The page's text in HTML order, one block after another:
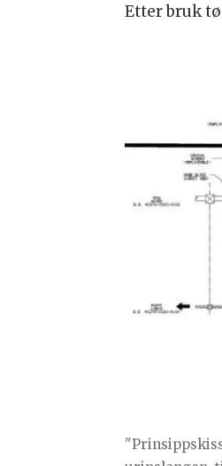
Etter bruk